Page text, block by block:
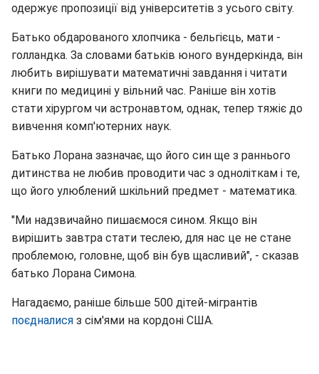
одержує пропозиції від університетів з усього світу.
Батько обдарованого хлопчика - бельгієць, мати -
голландка. За словами батьків юного вундеркінда, він
любить вирішувати математичні завдання і читати
книги по медицині у вільний час. Раніше він хотів
стати хірургом чи астронавтом, однак, тепер тяжіє до
вивчення комп'ютерних наук.
Батько Лорана зазначає, що його син ще з раннього
дитинства не любив проводити час з одноліткам і те,
що його улюблений шкільний предмет - математика.
"Ми надзвичайно пишаємося сином. Якщо він
вирішить завтра стати теслею, для нас це не стане
проблемою, головне, щоб він був щасливий", - сказав
батько Лорана Симона.
Нагадаємо, раніше більше 500 дітей-мігрантів
поєдналися з сім'ями на кордоні США.